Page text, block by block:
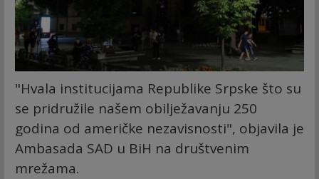
"Hvala institucijama Republike Srpske što su
se pridružile našem obilježavanju 250
godina od američke nezavisnosti", objavila je
Ambasada SAD u BiH na društvenim
mrežama.